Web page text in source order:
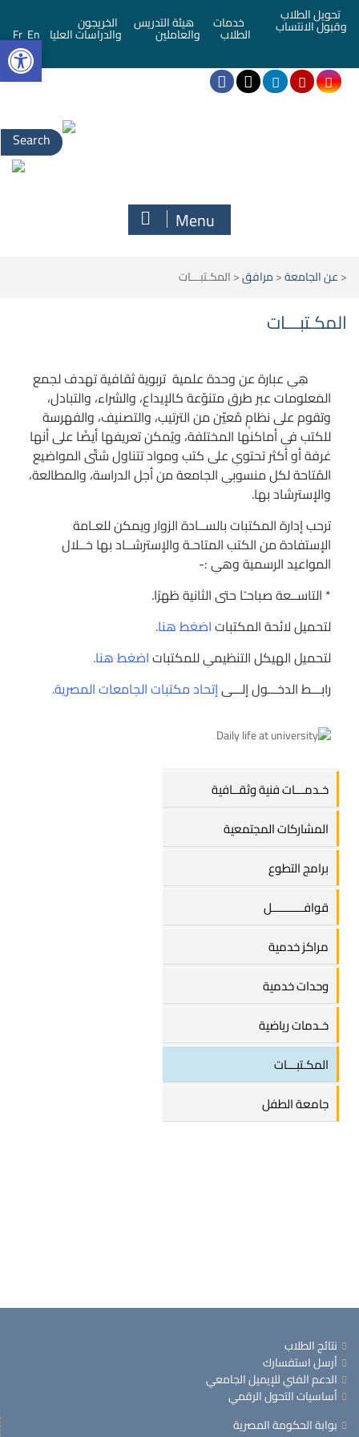
تحويل الطلاب
وقبول الانتساب خدمات
الطلاب
هيئة التدريس
والعاملين
الخريجون
والدراسات العليا En
Fr
Menu
<عن الجامعة<مرافق<المكـتبـــات
المكـتبـــات
هِىِ عبارة عن وحدة علمية تربوية ثقافية تهدف لجمع
المَعلومات عبر طرق متنوّعة كالإيداع، والشراء، والتبادل،
وتقوم على نظامٍ مُعيّن من الترتيب، والتصنيف، والفهرسة
للكتب فىِ أماكنها المختلفة، ويُمكن تعريفها أيضًا على أنها
غرفة أو أكثر تحتوىِ على كتب ومواد تتناول شتّى المواضيع
المُتاحة لكل منسوبىِ الجامعة من أجل الدراسة، والمطالعة،
والإسترشاد بها.
ترحب إدارة المكتبات بالســادة الزوار ويمكن للعـامة
الإستفادة من الكتب المتاحـة والإسترشــاد بها خــلال
المواعيد الرسمية وهىِ :-
* التاســعة صباحـًا حتى الثانية ظهرًا.
لتحميل لائحة المكتباتاضغط هنا.
لتحميل الهيكل التنظيمىِ للمكتباتاضغط هنا.
رابـــط الدخـــول إلـــىإتحاد مكتبات الجامعات المصرية.
خـدمـــات فنية وثقــافية
المشاركات المجتمعية
برامج التطوع
قوافــــــــــل
مراكز خدمية
وحدات خدمية
خـدمات رياضية
المكـتبـــات
جامعة الطفل
نتائج الطلاب
أرسل استفسارك
الدعم الفني للإيميل الجامعي
أساسيات التحول الرقمي
بوابة الحكومة المصرية